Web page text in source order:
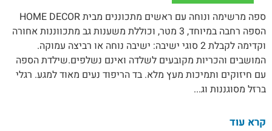
ספה מרשימה ונוחה עם ראשים מתכוננים מבית HOME DECOR
הספה רחבה במיוחד, 3 מטר, וכוללת משענות גב מתכווננות אחורה
וקדימה לקבלת 2 סוגי ישיבה: ישיבה נוחה או רביצה עמוקה.
המושבים והכריות מקובעים לשלדה ואינם נשלפים.שילדת הספה
עם חיזוקים ותמיכות מעץ מלא. בד הריפוד נעים מאוד למגע. רגלי
ברזל מסוגננות וג...
קרא עוד